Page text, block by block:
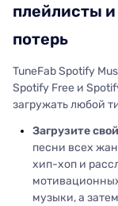
плейлисты
потерь
TuneFab Spotify
Spotify Free и
загружать любой
Загрузите
песни всех
хип-хоп и
музыки, а